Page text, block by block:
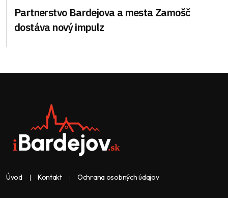
Partnerstvo Bardejova a mesta Zamošč
dostáva nový impulz
Úvod Kontakt Ochrana osobných údajov